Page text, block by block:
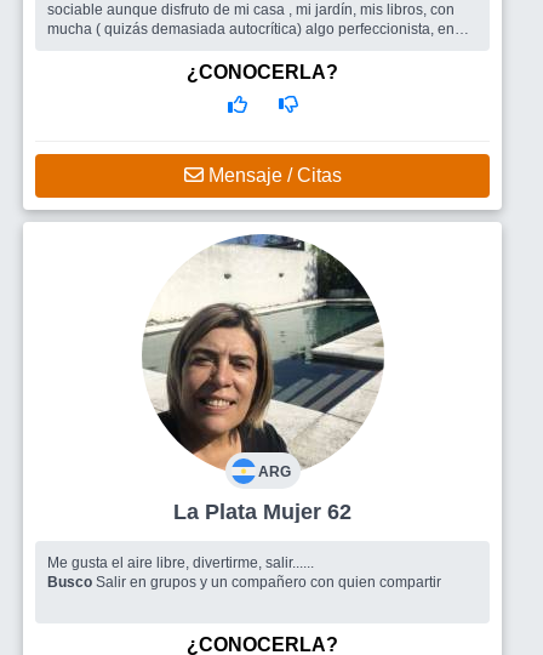
sociable aunque disfruto de mi casa , mi jardín, mis libros, con
mucha ( quizás demasiada autocrítica) algo perfeccionista, en
Todo lo que el sitio pueda ofrecer, amigas/os para
compartir encuentros, salidas grupales, y quizás porque no un
¿CONOCERLA?
Mensaje / Citas
ARG
La Plata Mujer 62
Me gusta el aire libre, divertirme, salir......
Busco Salir en grupos y un compañero con quien compartir
¿CONOCERLA?